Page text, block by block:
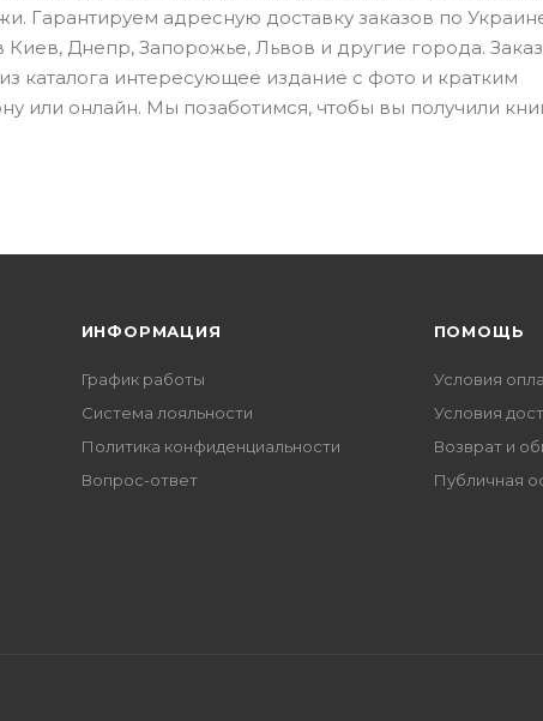
Гарантируем адресную доставку заказов по
Днепр, Запорожье, Львов и другие города.
каталога интересующее издание с фото и кратким
или онлайн. Мы позаботимся, чтобы вы получили
ИНФОРМАЦИЯ
График работы
Система лояльности
Политика конфиденциальности
Вопрос-ответ
ПОМОЩЬ
Условия
Условия
Возврат и
Публичная